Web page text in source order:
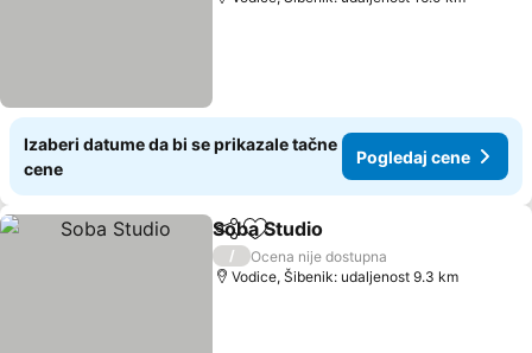
Izaberi datume da bi se prikazale tačne
cene
Pogledaj cene
Deli Dodati u favorite
Soba Studio
/
Ocena nije dostupna
Vodice, Šibenik: udaljenost 9.3 km